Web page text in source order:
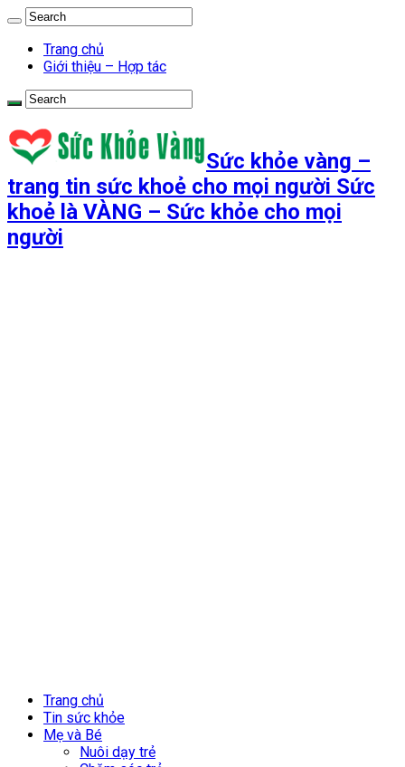
Trang chủ
Giới thiệu – Hợp tác
Sức khỏe vàng –
trang tin sức khoẻ cho mọi người Sức
khoẻ là VÀNG – Sức khỏe cho mọi
người
Trang chủ
Tin sức khỏe
Mẹ và Bé
Nuôi dạy trẻ